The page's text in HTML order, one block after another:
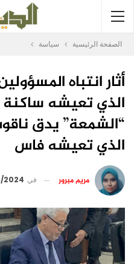
الصفحة الرئيسية سياسة
أثار انتباه
الذي تعيشه ساكنة
“الشمعة” يدق
الذي تعيشه فاس
مريم مبرور في - 19:06